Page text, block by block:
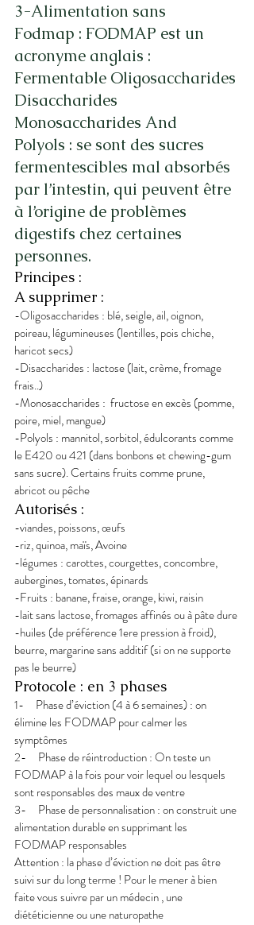
3-Alimentation sans
Fodmap : FODMAP est un
acronyme anglais :
Fermentable Oligosaccharides
Disaccharides
Monosaccharides And
Polyols : se sont des sucres
fermentescibles mal absorbés
par l’intestin, qui peuvent être
à l’origine de problèmes
digestifs chez certaines
personnes.
Principes :
A supprimer :
-Oligosaccharides : blé, seigle, ail, oignon,
poireau, légumineuses (lentilles, pois chiche,
haricot secs)
-Disaccharides : lactose (lait, crème, fromage
frais..)
-Monosaccharides :  fructose en excès (pomme,
poire, miel, mangue)
-Polyols : mannitol, sorbitol, édulcorants comme
le E420 ou 421 (dans bonbons et chewing-gum
sans sucre). Certains fruits comme prune,
abricot ou pêche
Autorisés :
-viandes, poissons, œufs
-riz, quinoa, maïs, Avoine
-légumes : carottes, courgettes, concombre,
aubergines, tomates, épinards
-Fruits : banane, fraise, orange, kiwi, raisin
-lait sans lactose, fromages affinés ou à pâte dure
-huiles (de préférence 1ere pression à froid),
beurre, margarine sans additif (si on ne supporte
pas le beurre)
Protocole : en 3 phases
1-     Phase d’éviction (4 à 6 semaines) : on
élimine les FODMAP pour calmer les
symptômes
2-     Phase de réintroduction : On teste un
FODMAP à la fois pour voir lequel ou lesquels
sont responsables des maux de ventre
3-     Phase de personnalisation : on construit une
alimentation durable en supprimant les
FODMAP responsables
Attention : la phase d’éviction ne doit pas être
suivi sur du long terme ! Pour le mener à bien
faite vous suivre par un médecin , une
diététicienne ou une naturopathe